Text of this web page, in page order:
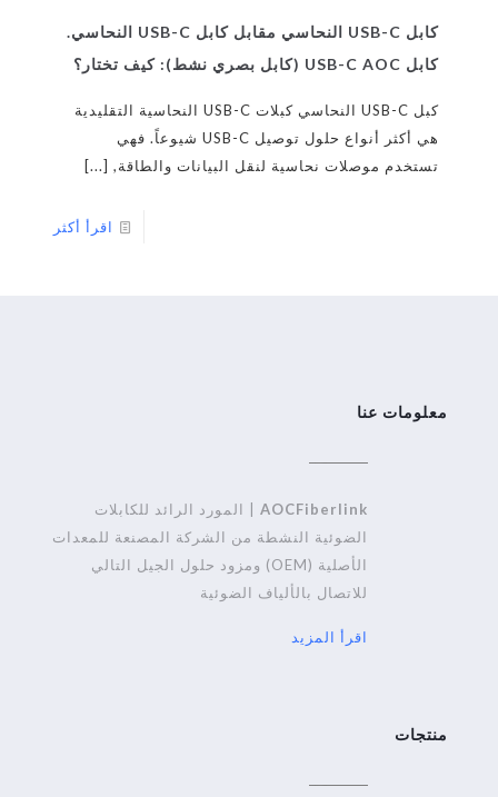
كابل USB-C النحاسي مقابل كابل USB-C النحاسي.
كابل USB-C AOC (كابل بصري نشط): كيف تختار؟
كبل USB-C النحاسي كبلات USB-C النحاسية التقليدية
هي أكثر أنواع حلول توصيل USB-C شيوعاً. فهي
تستخدم موصلات نحاسية لنقل البيانات والطاقة, [...]
اقرأ أكثر
معلومات عنا
AOCFiberlink| المورد الرائد للكابلات
الضوئية النشطة من الشركة المصنعة للمعدات
الأصلية (OEM) ومزود حلول الجيل التالي
للاتصال بالألياف الضوئية
اقرأ المزيد
منتجات